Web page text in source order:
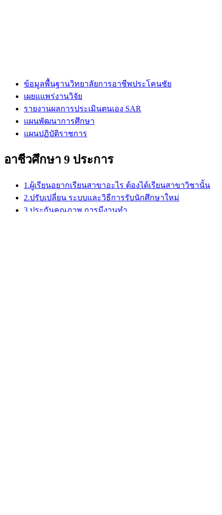
ข้อมูลพื้นฐานวิทยาลัยการอาชีพประโคนชัย
เผยแแพร่งานวิจัย
รายงานผลการประเมินตนเอง SAR
แผนพัฒนาการศึกษา
แผนปฏิบัติราชการ
อาชีวศึกษา 9 ประการ
1.ผู้เรียนอยากเรียนสาขาอะไร ต้องได้เรียนสาขาวิชานั้น
2.ปรับเปลี่ยน ระบบและวิธีการรับนักศึกษาใหม่
3.ประกันคุณภาพ การมีงานทำ